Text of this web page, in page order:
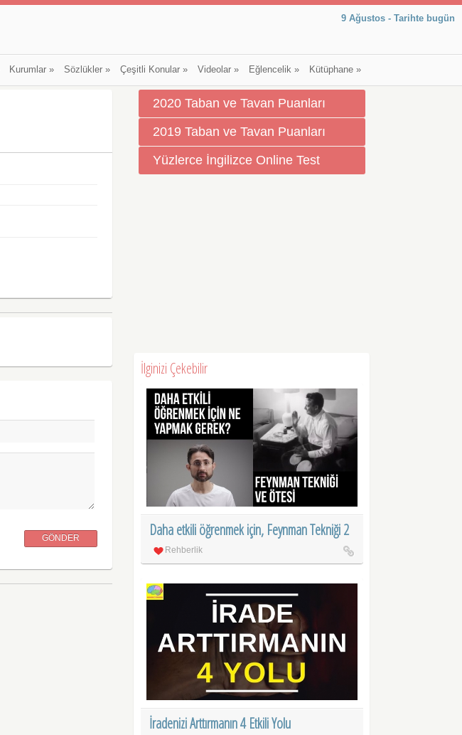
9 Ağustos - Tarihte bugün
Kurumlar» Sözlükler» Çeşitli Konular» Videolar» Eğlencelik» Kütüphane»
GÖNDER
2020 Taban ve Tavan Puanları
2019 Taban ve Tavan Puanları
Yüzlerce İngilizce Online Test
İlginizi Çekebilir
Daha etkili öğrenmek için, Feynman Tekniği 2
Rehberlik
İradenizi Arttırmanın 4 Etkili Yolu